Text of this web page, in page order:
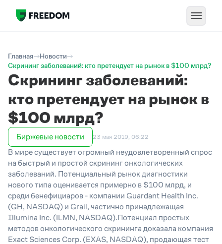
Главная
Новости
Скрининг заболеваний: кто претендует на рынок в $100 млрд?
Скрининг заболеваний:
кто претендует на рынок в
$100 млрд?
Биржевые новости 23 мая 2019, 06:22
В мире существует огромный неудовлетворенный спрос
на быстрый и простой скрининг онкологических
заболеваний. Потенциальный рынок диагностики
нового типа оценивается примерно в $100 млрд, и
среди бенефициаров - компании Guardant Health Inc.
(GH, NASDAQ) и Grail, частично принадлежащая
Illumina Inc. (ILMN, NASDAQ).Потенциал простых
методов онкологического скрининга доказала компания
Exact Sciences Corp. (EXAS, NASDAQ), продающая тест